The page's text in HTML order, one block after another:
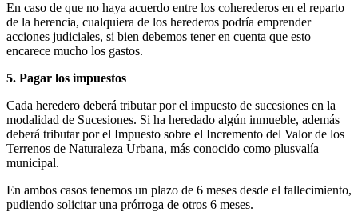
En caso de que no haya acuerdo entre los coherederos en el reparto
de la herencia, cualquiera de los herederos podría emprender
acciones judiciales, si bien debemos tener en cuenta que esto
encarece mucho los gastos.
5. Pagar los impuestos
Cada heredero deberá tributar por el impuesto de sucesiones en la
modalidad de Sucesiones. Si ha heredado algún inmueble, además
deberá tributar por el Impuesto sobre el Incremento del Valor de los
Terrenos de Naturaleza Urbana, más conocido como plusvalía
municipal.
En ambos casos tenemos un plazo de 6 meses desde el fallecimiento,
pudiendo solicitar una prórroga de otros 6 meses.